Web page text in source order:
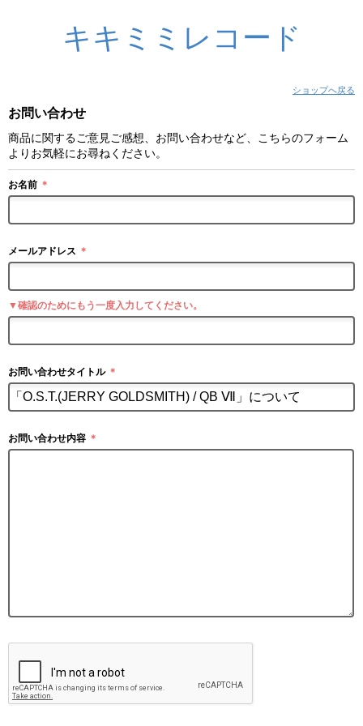
キキミミレコード
ショップへ戻る
お問い合わせ
商品に関するご意見ご感想、お問い合わせなど、こちらのフォーム
よりお気軽にお尋ねください。
お名前 ＊
メールアドレス ＊
▼確認のためにもう一度入力してください。
お問い合わせタイトル ＊
お問い合わせ内容 ＊